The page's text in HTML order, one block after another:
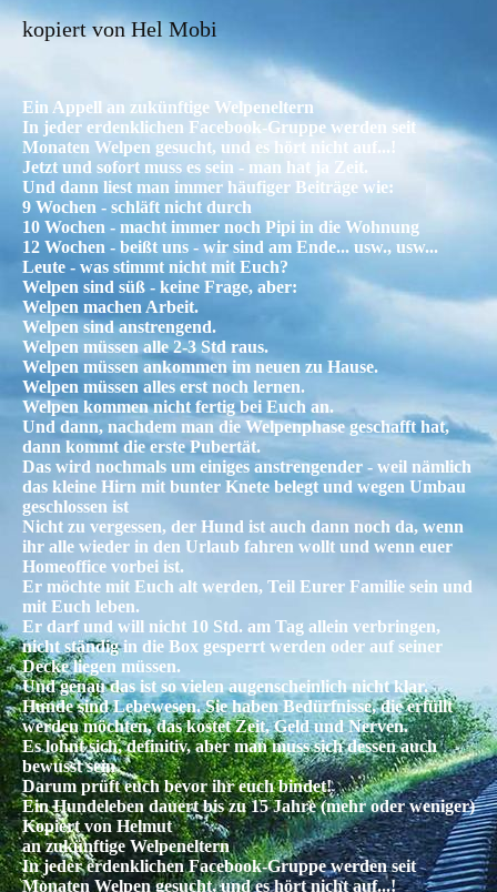
kopiert von HelMobi
Ein Appell an zukünftige Welpeneltern
In jeder erdenklichen Facebook-Gruppe werden seit
Monaten Welpen gesucht, und es hört nicht auf...!
Jetzt und sofort muss es sein - man hat ja Zeit.
Und dann liest man immer häufiger Beiträge wie:
9 Wochen - schläft nicht durch
10 Wochen - macht immer noch Pipi in die Wohnung
12 Wochen - beißt uns - wir sind am Ende... usw., usw...
Leute - was stimmt nicht mit Euch?
Welpen sind süß - keine Frage, aber:
Welpen machen Arbeit.
Welpen sind anstrengend.
Welpen müssen alle 2-3 Std raus.
Welpen müssen ankommen im neuen zu Hause.
Welpen müssen alles erst noch lernen.
Welpen kommen nicht fertig bei Euch an.
Und dann, nachdem man die Welpenphase geschafft hat,
dann kommt die erste Pubertät.
Das wird nochmals um einiges anstrengender - weil nämlich
das kleine Hirn mit bunter Knete belegt und wegen Umbau
geschlossen ist
Nicht zu vergessen, der Hund ist auch dann noch da, wenn
ihr alle wieder in den Urlaub fahren wollt und wenn euer
Homeoffice vorbei ist.
Er möchte mit Euch alt werden, Teil Eurer Familie sein und
mit Euch leben.
Er darf und will nicht 10 Std. am Tag allein verbringen,
nicht ständig in die Box gesperrt werden oder auf seiner
Decke liegen müssen.
Und genau das ist so vielen augenscheinlich nicht klar.
Hunde sind Lebewesen. Sie haben Bedürfnisse, die erfüllt
werden möchten, das kostet Zeit, Geld und Nerven.
Es lohnt sich, definitiv, aber man muss sich dessen auch
bewusst sein
Darum prüft euch bevor ihr euch bindet!
Ein Hundeleben dauert bis zu 15 Jahre (mehr oder weniger)
Kopiert von Helmut
an zukünftige Welpeneltern
In jeder erdenklichen Facebook-Gruppe werden seit
Monaten Welpen gesucht, und es hört nicht auf...!